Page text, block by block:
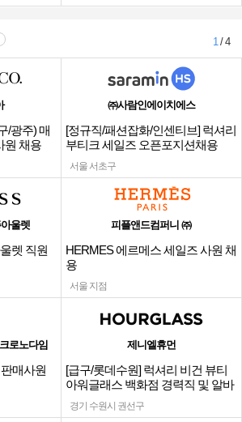
1/ 4
/광주) 매
원 채용
㈜사람인에이치에스
[정규직/패션잡화/인센티브] 럭셔리
부티크 세일즈 오픈포지션채용
서울 서초구
울렛
렛 직원
피플앤드컴퍼니 ㈜
HERMES 에르메스 세일즈 사원 채
용
서울 지점
로노다임
매사원
제니엘휴먼
[급구/롯데수원] 럭셔리 비건 뷰티
아워글래스 백화점 경력직 및 알바
채용
경기 수원시 권선구